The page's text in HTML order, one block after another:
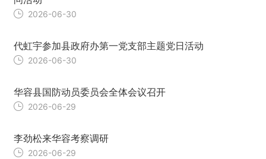
2026-06-30
代虹宇参加县政府办第一党支部主题党日活动
2026-06-30
华容县国防动员委员会全体会议召开
2026-06-29
李劲松来华容考察调研
2026-06-29